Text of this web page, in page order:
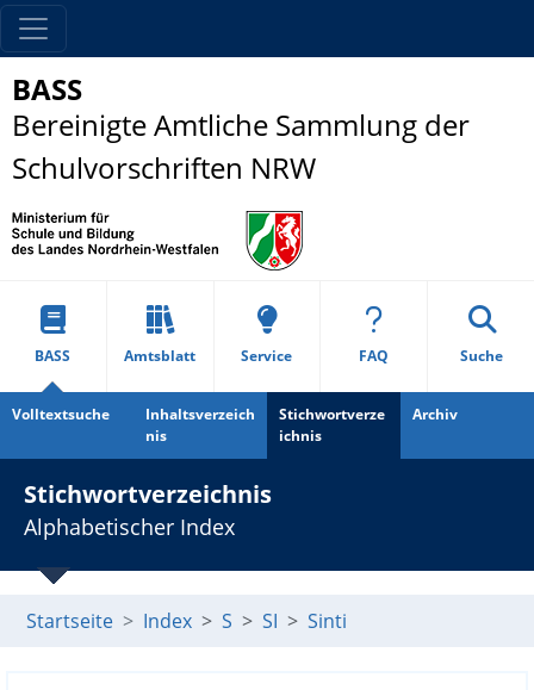
BASS
Bereinigte Amtliche Sammlung der
Schulvorschriften NRW
BASS Amtsblatt Service FAQ Suche
Volltextsuche
Inhaltsverzeich
nis
Stichwortverze
ichnis
Archiv
Stichwortverzeichnis
Alphabetischer Index
Startseite Index S SI Sinti